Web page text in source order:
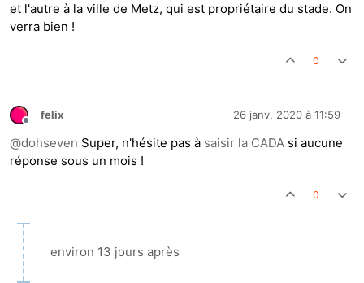
et l'autre à la ville de Metz, qui est propriétaire du stade. On
verra bien !
0
Hors-ligne
felix 26 janv. 2020 à 11:59
@dohseven Super, n'hésite pas à saisir la CADA si aucune
réponse sous un mois !
0
environ 13 jours après